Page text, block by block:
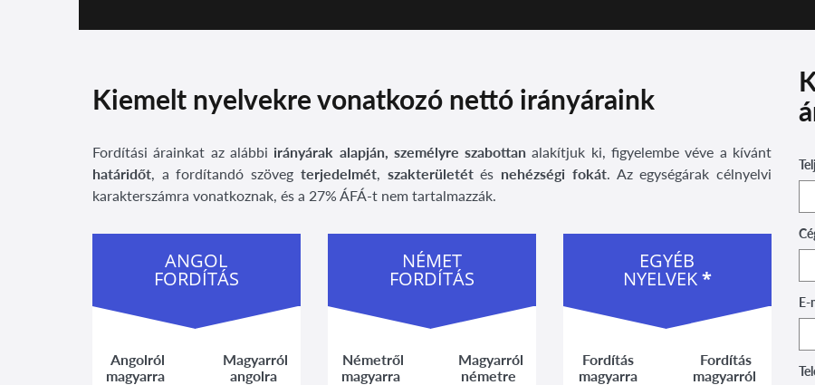
Kiemelt nyelvekre vonatkozó nettó irányáraink
Fordítási árainkat az alábbi irányárak alapján, személyre szabottan alakítjuk ki, figyelembe véve a kívánt
határidőt, a fordítandó szöveg terjedelmét, szakterületétés nehézségi fokát. Az egységárak célnyelvi
karakterszámra vonatkoznak, és a 27% ÁFÁ-t nem tartalmazzák.
ANGOL
FORDÍTÁS
Angolról
magyarra
Magyarról
angolra
NÉMET
FORDÍTÁS
Németről
magyarra
Magyarról
németre
EGYÉB
NYELVEK*
Fordítás
magyarra
Fordítás
magyarról
E-